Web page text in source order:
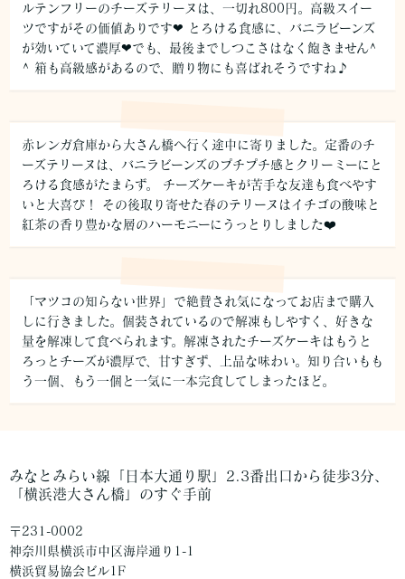
ルテンフリーのチーズテリーヌは、一切れ800円。高級スイー
ツですがその価値ありです❤︎ とろける食感に、バニラビーンズ
が効いていて濃厚❤︎でも、最後までしつこさはなく飽きません^
^ 箱も高級感があるので、贈り物にも喜ばれそうですね♪
赤レンガ倉庫から大さん橋へ行く途中に寄りました。定番のチ
ーズテリーヌは、バニラビーンズのプチプチ感とクリーミーにと
ろける食感がたまらず。 チーズケーキが苦手な友達も食べやす
いと大喜び！ その後取り寄せた春のテリーヌはイチゴの酸味と
紅茶の香り豊かな層のハーモニーにうっとりしました❤️
「マツコの知らない世界」で絶賛され気になってお店まで購入
しに行きました。個装されているので解凍もしやすく、好きな
量を解凍して食べられます。解凍されたチーズケーキはもうと
ろっとチーズが濃厚で、甘すぎず、上品な味わい。知り合いもも
う一個、もう一個と一気に一本完食してしまったほど。
みなとみらい線「日本大通り駅」2.3番出口から徒歩3分、
「横浜港大さん橋」のすぐ手前
〒231-0002
神奈川県横浜市中区海岸通り1-1
横浜貿易協会ビル1F